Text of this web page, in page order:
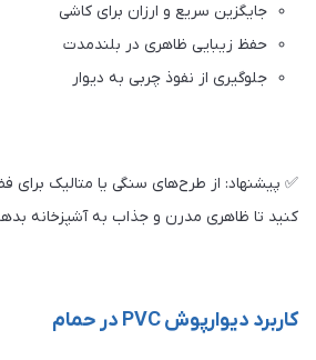
جایگزین سریع و ارزان برای کاشی
حفظ زیبایی ظاهری در بلندمدت
جلوگیری از نفوذ چربی به دیوار
✅ پیشنهاد: از طرح‌های سنگی یا متالیک برای
کنید تا ظاهری مدرن و جذاب به آشپزخانه
کاربرد دیوارپوش PVC در حمام